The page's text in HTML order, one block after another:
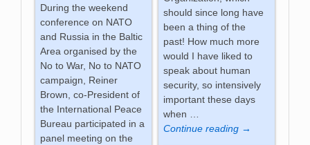
should since long have
been a thing of the
past! How much more
would I have liked to
speak about human
security, so intensively
important these days
when …
Continue reading →
During the weekend
conference on NATO
and Russia in the Baltic
Area organised by the
No to War, No to NATO
campaign, Reiner
Brown, co-President of
the International Peace
Bureau participated in a
panel meeting on the